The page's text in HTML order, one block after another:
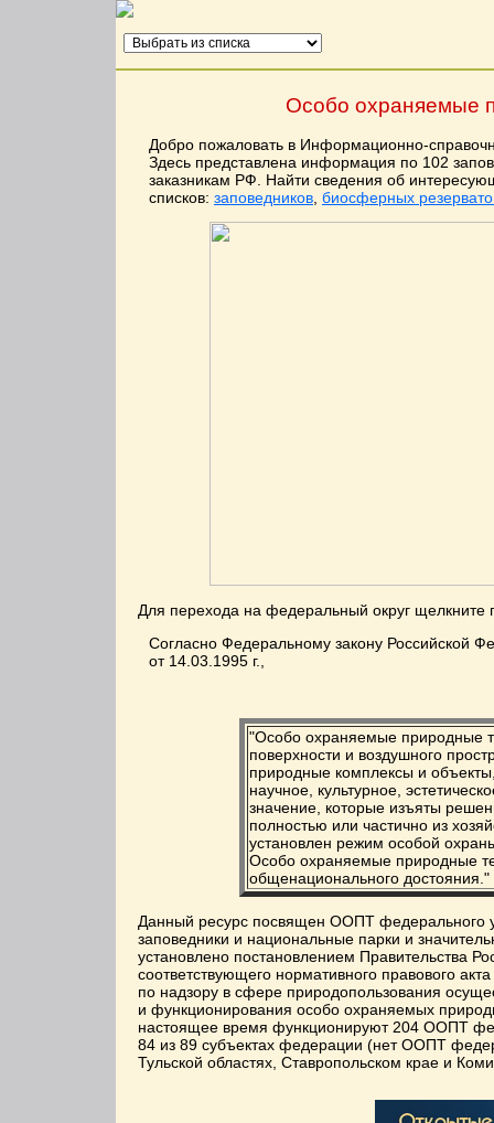
Особо охраняемые
Добро пожаловать в Информационно-
Здесь представлена информация по 102
заказникам РФ. Найти сведения об
списков: заповедников биосферных
Для перехода на федеральный округ
Согласно Федеральному закону Российской
от 14.03.1995 г.,
"Особо охраняемые природные
поверхности и воздушного
природные комплексы и
научное, культурное,
значение, которые изъяты
полностью или частично из
установлен режим особой
Особо охраняемые природные
общенационального достояния."
Данный ресурс посвящен ООПТ федерального
заповедники и национальные парки и
установлено постановлением Правительства
соответствующего нормативного правового
по надзору в сфере природопользования
и функционирования особо охраняемых
настоящее время функционируют 204 ООПТ
84 из 89 субъектах федерации (нет ООПТ
Тульской областях, Ставропольском крае и